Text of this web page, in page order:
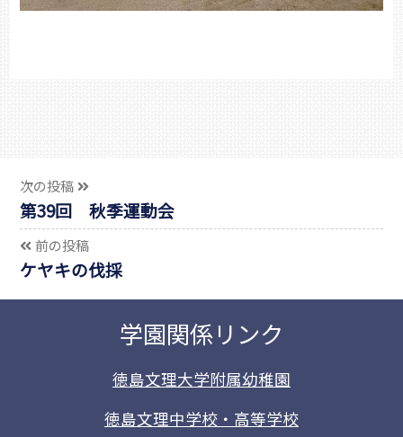
次の投稿
第39回 秋季運動会
前の投稿
ケヤキの伐採
学園関係リンク
徳島文理大学附属幼稚園
徳島文理中学校・高等学校